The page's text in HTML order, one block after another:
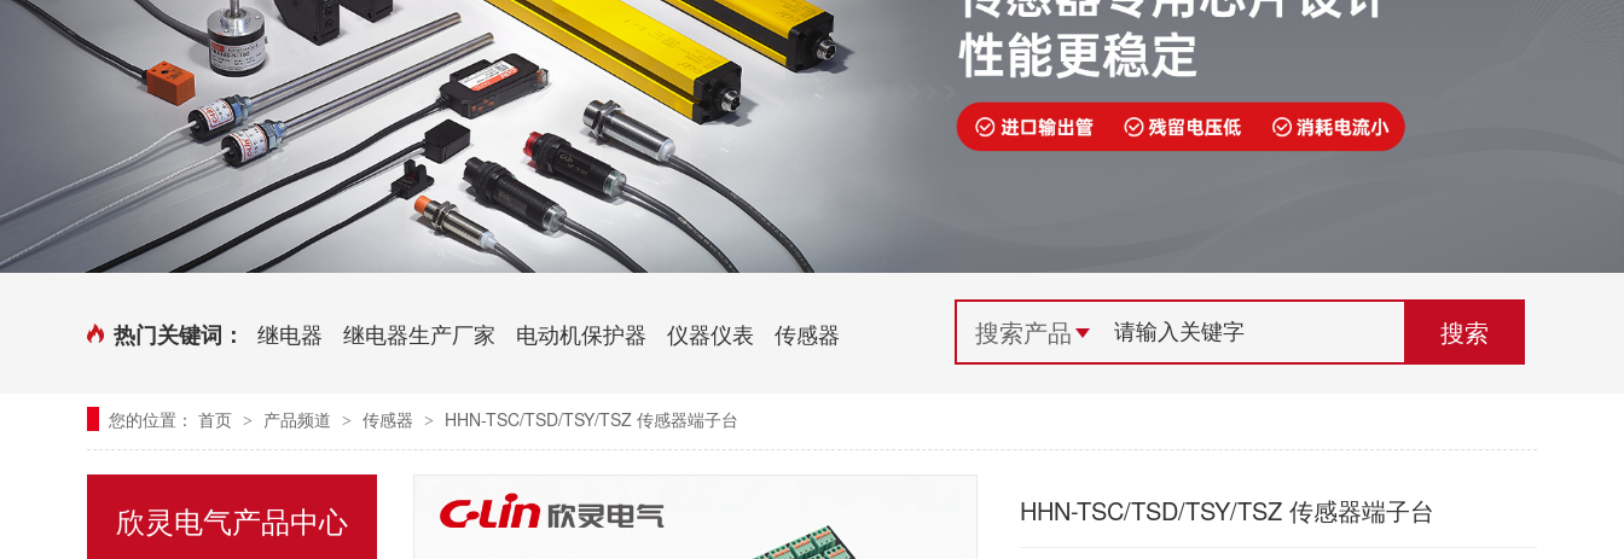
计数继电器
液位继电器
电磁继电器及插座
时控开关
新能源继电器
编码器
热电偶
热电阻
传感器端子台
电气传动与控制
仪器仪表
开关
配电控制
塑料机械行业
建筑机械行业
电商平台
视频中心
常见问题
技术支持
电气百科 企业风采
生产设备
组织机构
联系欣灵
热门关键词： 继电器 继电器生产厂家 电动机保护器 仪器仪表 传感器
您的位置： 首页 > 产品频道 > 传感器 > HHN-TSC/TSD/TSY/TSZ 传感器端子台
HHN-TSC/TSD/TSY/TSZ 传感器端子台
欣灵电气产品中心